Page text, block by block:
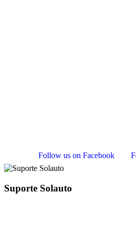
Follow us on Facebook
Suporte Solauto